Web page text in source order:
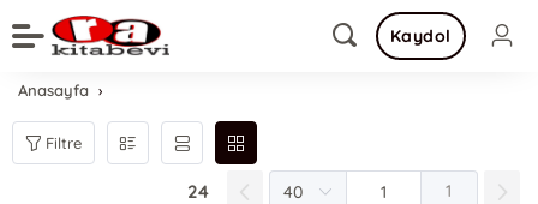
Kaydol
Anasayfa
Filtre
24 1